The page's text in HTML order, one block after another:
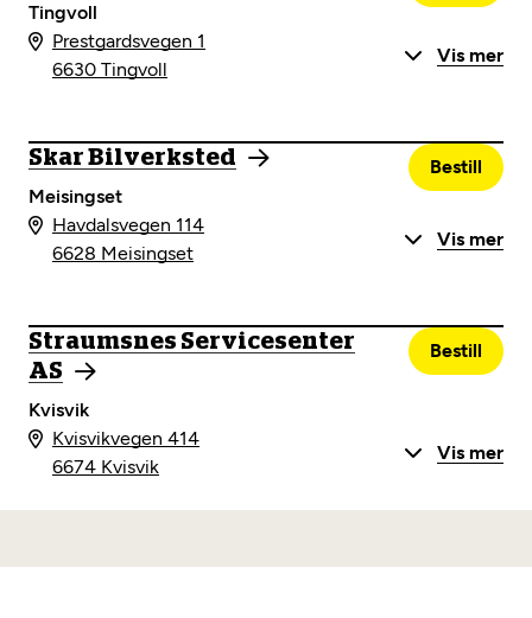
Tingvoll
Prestgardsvegen 1
6630 Tingvoll
Vis mer
Skar Bilverksted
Meisingset
Bestill
Havdalsvegen 114
6628 Meisingset
Vis mer
Straumsnes Servicesenter
AS
Kvisvik
Bestill
Kvisvikvegen 414
6674 Kvisvik
Vis mer